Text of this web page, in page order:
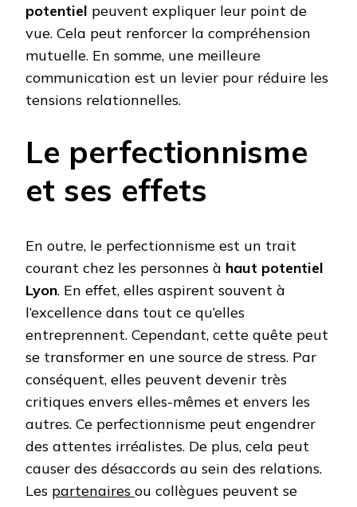
potentiel peuvent expliquer leur point de
vue. Cela peut renforcer la compréhension
mutuelle. En somme, une meilleure
communication est un levier pour réduire les
tensions relationnelles.
Le perfectionnisme
et ses effets
En outre, le perfectionnisme est un trait
courant chez les personnes à haut potentiel
Lyon. En effet, elles aspirent souvent à
l’excellence dans tout ce qu’elles
entreprennent. Cependant, cette quête peut
se transformer en une source de stress. Par
conséquent, elles peuvent devenir très
critiques envers elles-mêmes et envers les
autres. Ce perfectionnisme peut engendrer
des attentes irréalistes. De plus, cela peut
causer des désaccords au sein des relations.
Les partenaires ou collègues peuvent se